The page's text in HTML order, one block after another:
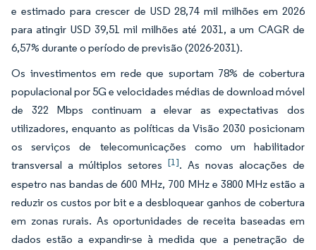
e estimado para crescer de USD 28,74 mil milhões em 2026
para atingir USD 39,51 mil milhões até 2031, a um CAGR de
6,57% durante o período de previsão (2026-2031).
Os investimentos em rede que suportam 78% de cobertura
populacional por 5G e velocidades médias de download móvel
de 322 Mbps continuam a elevar as expectativas dos
utilizadores, enquanto as políticas da Visão 2030 posicionam
os serviços de telecomunicações como um habilitador
transversal a múltiplos setores [1]. As novas alocações de
espetro nas bandas de 600 MHz, 700 MHz e 3800 MHz estão a
reduzir os custos por bit e a desbloquear ganhos de cobertura
em zonas rurais. As oportunidades de receita baseadas em
dados estão a expandir-se à medida que a penetração de